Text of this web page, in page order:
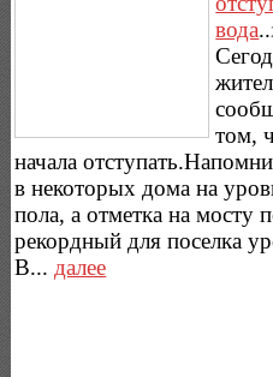
вода..
том,
начала
в некоторых дома на
пола, а отметка на мосту
рекордный для поселка
В... далее